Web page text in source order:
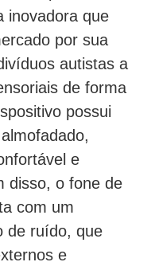
inovadora que
por sua
autistas a
de forma
possui
e
disso, o fone de
com um
de ruído, que
e